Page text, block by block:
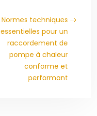
Normes techniques
essentielles pour un
raccordement de
pompe à chaleur
conforme et
performant